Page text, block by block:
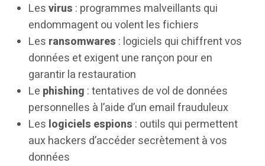
Lesvirus : programmes malveillants qui
endommagent ou volent les fichiers
Les ransomwares : logiciels qui chiffrent vos
données et exigent une rançon pour en
garantir la restauration
Le phishing : tentatives de vol de données
personnelles à l’aide d’un email frauduleux
Les logiciels espions : outils qui permettent
aux hackers d’accéder secrètement à vos
données